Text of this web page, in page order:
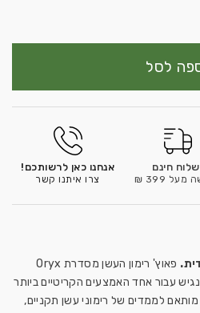
לסל
חינם
399 ₪
אנחנו כאן לרשותכם!
צרו איתנו קשר
פאוץ' רימון העשן מסדרת Oryx
עבור אחד האמצעים הקריטיים ביותר
לממדים של רימוני עשן תקניים,